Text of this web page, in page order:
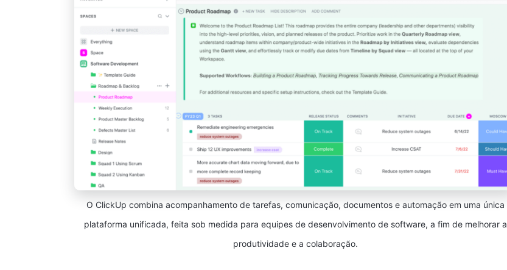
O ClickUp combina acompanhamento de tarefas, comunicação, documentos e automação em uma única
plataforma unificada, feita sob medida para equipes de desenvolvimento de software, a fim de melhorar a
produtividade e a colaboração.